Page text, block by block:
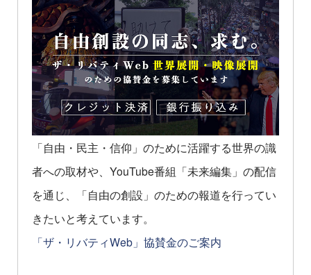
「自由・民主・信仰」のために活躍する世界の識
者への取材や、YouTube番組「未来編集」の配信
を通じ、「自由の創設」のための報道を行ってい
きたいと考えています。
「ザ・リバティWeb」協賛金のご案内